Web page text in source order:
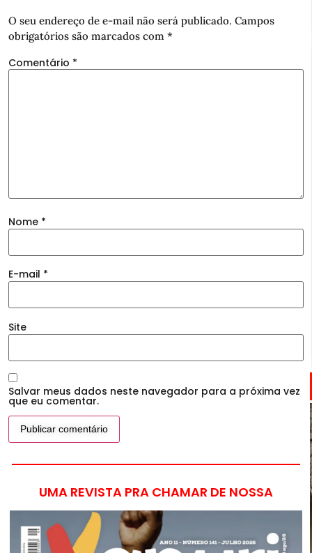
O seu endereço de e-mail não será publicado. Campos
obrigatórios são marcados com *
Comentário *
Nome *
E-mail *
Site
Salvar meus dados neste navegador para a próxima vez
que eu comentar.
UMA REVISTA PRA CHAMAR DE NOSSA